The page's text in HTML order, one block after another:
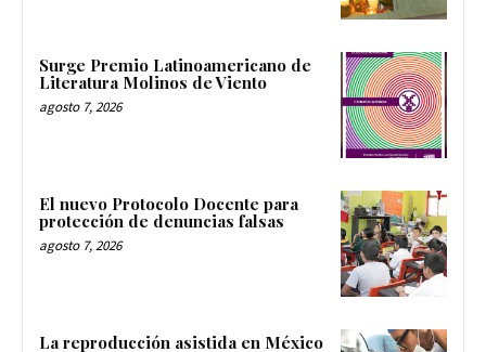
Surge Premio Latinoamericano de
Literatura Molinos de Viento
agosto 7, 2026
El nuevo Protocolo Docente para
protección de denuncias falsas
agosto 7, 2026
La reproducción asistida en México